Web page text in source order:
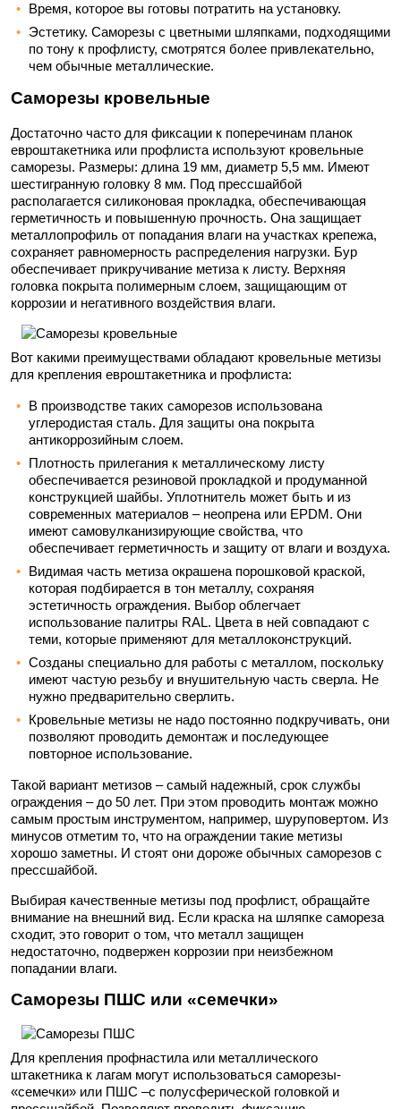
Время, которое вы готовы потратить на установку.
Эстетику. Саморезы с цветными шляпками, подходящими
по тону к профлисту, смотрятся более привлекательно,
чем обычные металлические.
Саморезы кровельные
Достаточно часто для фиксации к поперечинам планок
евроштакетника или профлиста используют кровельные
саморезы. Размеры: длина 19 мм, диаметр 5,5 мм. Имеют
шестигранную головку 8 мм. Под прессшайбой
располагается силиконовая прокладка, обеспечивающая
герметичность и повышенную прочность. Она защищает
металлопрофиль от попадания влаги на участках крепежа,
сохраняет равномерность распределения нагрузки. Бур
обеспечивает прикручивание метиза к листу. Верхняя
головка покрыта полимерным слоем, защищающим от
коррозии и негативного воздействия влаги.
Вот какими преимуществами обладают кровельные метизы
для крепления евроштакетника и профлиста:
В производстве таких саморезов использована
углеродистая сталь. Для защиты она покрыта
антикоррозийным слоем.
Плотность прилегания к металлическому листу
обеспечивается резиновой прокладкой и продуманной
конструкцией шайбы. Уплотнитель может быть и из
современных материалов – неопрена или EPDM. Они
имеют самовулканизирующие свойства, что
обеспечивает герметичность и защиту от влаги и воздуха.
Видимая часть метиза окрашена порошковой краской,
которая подбирается в тон металлу, сохраняя
эстетичность ограждения. Выбор облегчает
использование палитры RAL. Цвета в ней совпадают с
теми, которые применяют для металлоконструкций.
Созданы специально для работы с металлом, поскольку
имеют частую резьбу и внушительную часть сверла. Не
нужно предварительно сверлить.
Кровельные метизы не надо постоянно подкручивать, они
позволяют проводить демонтаж и последующее
повторное использование.
Такой вариант метизов – самый надежный, срок службы
ограждения – до 50 лет. При этом проводить монтаж можно
самым простым инструментом, например, шуруповертом. Из
минусов отметим то, что на ограждении такие метизы
хорошо заметны. И стоят они дороже обычных саморезов с
прессшайбой.
Выбирая качественные метизы под профлист, обращайте
внимание на внешний вид. Если краска на шляпке самореза
сходит, это говорит о том, что металл защищен
недостаточно, подвержен коррозии при неизбежном
попадании влаги.
Саморезы ПШС или «семечки»
Для крепления профнастила или металлического
штакетника к лагам могут использоваться саморезы-
«семечки» или ПШС –с полусферической головкой и